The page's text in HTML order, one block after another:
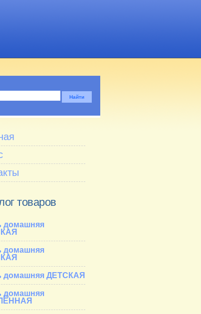
товаров
домашняя
домашняя
домашняя ДЕТСКАЯ
домашняя